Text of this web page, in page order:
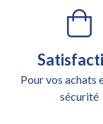
Pour vos achats
sécurité